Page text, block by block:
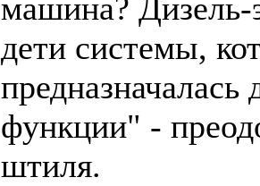
машина? Дизель-
дети системы,
функции" -
штиля.